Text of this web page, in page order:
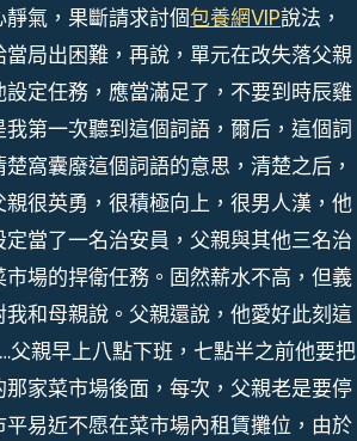
氣，果斷請求討個包養網VIP說法，
局出困難，再說，單元在改失落父親
定任務，應當滿足了，不要到時辰雞
第一次聽到這個詞語，爾后，這個詞
窩囊廢這個詞語的意思，清楚之后，
很英勇，很積極向上，很男人漢，他
當了一名治安員，父親與其他三名治
場的捍衛任務。固然薪水不高，但義
和母親說。父親還說，他愛好此刻這
親早上八點下班，七點半之前他要把
家菜市場後面，每次，父親老是要停
易近不愿在菜市場內租賃攤位，由於